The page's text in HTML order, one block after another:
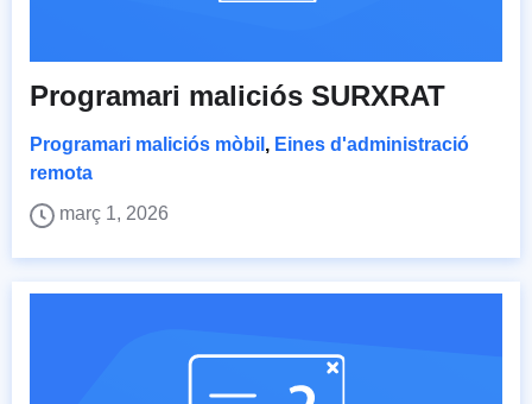
Programari maliciós SURXRAT
Programari maliciós mòbil , Eines d'administració
remota
març 1, 2026